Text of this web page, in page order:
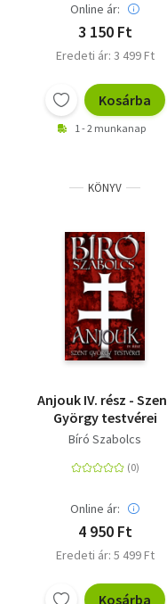
Online ár:
3 150 Ft
Eredeti ár: 3 499 Ft
Kosárba
1 - 2 munkanap
KÖNYV
Anjouk IV. rész -
György testvérei
Bíró Szabolcs
Online ár:
4 950 Ft
Eredeti ár: 5 499 Ft
Kosárba